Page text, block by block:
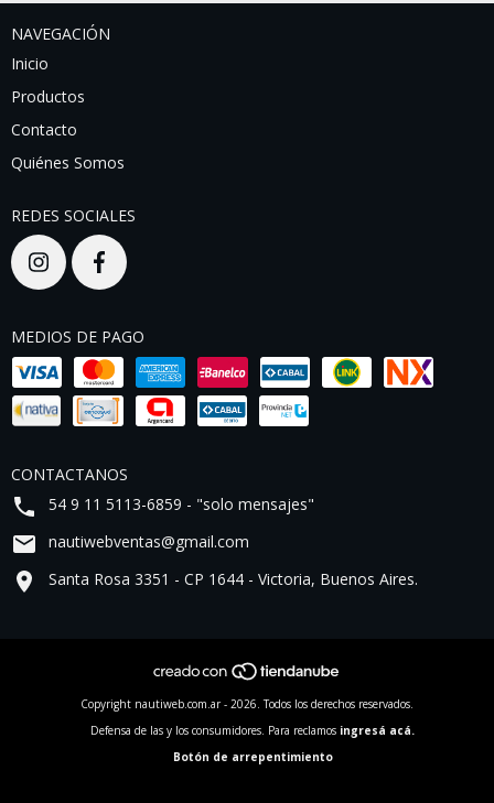
NAVEGACIÓN
Inicio
Productos
Contacto
Quiénes Somos
REDES SOCIALES
MEDIOS DE PAGO
CONTACTANOS
54 9 11 5113-6859 - "solo mensajes"
nautiwebventas@gmail.com
Santa Rosa 3351 - CP 1644 - Victoria, Buenos Aires.
Copyright nautiweb.com.ar - 2026. Todos los derechos reservados.
Defensa de las y los consumidores. Para reclamos ingresá acá.
Botón de arrepentimiento